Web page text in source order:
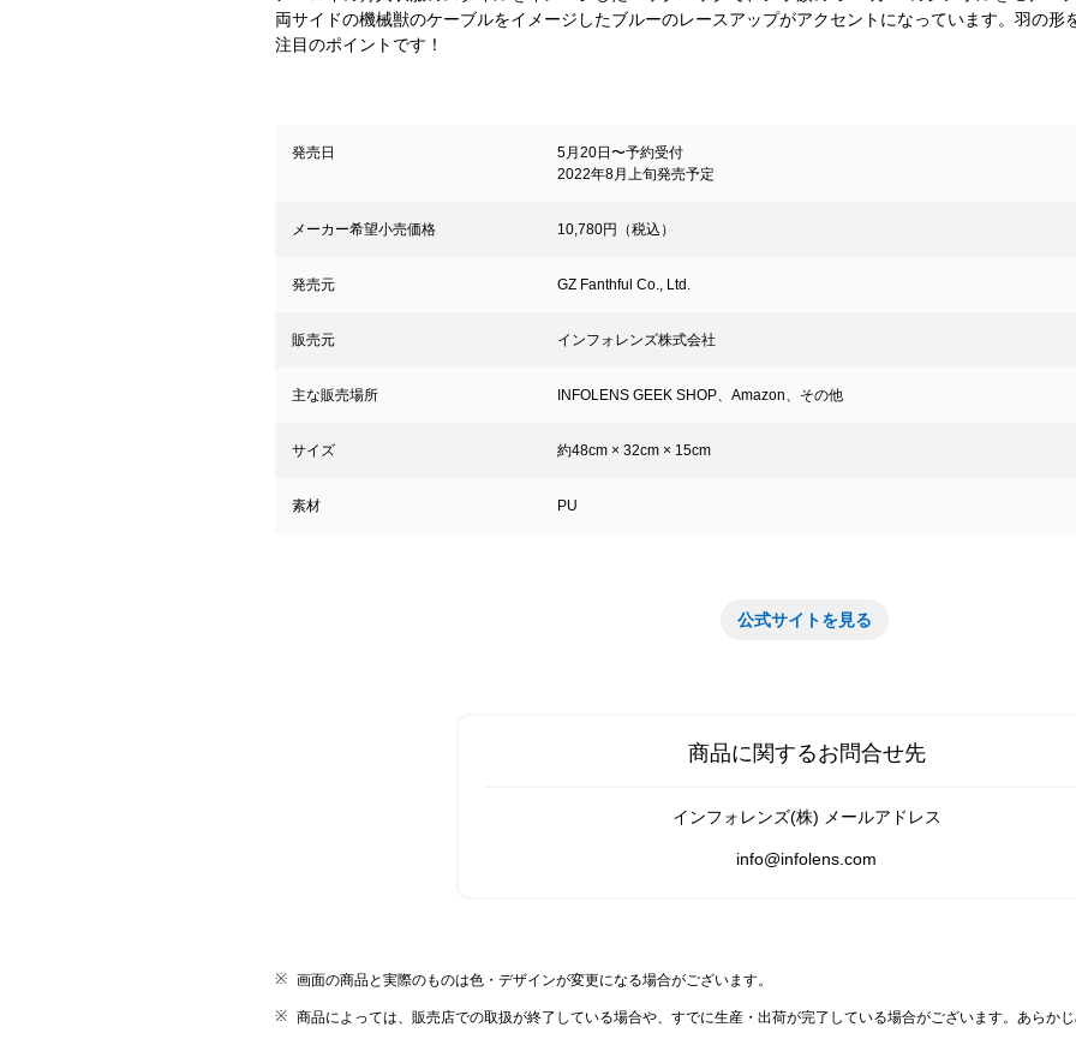
両サイドの機械獣のケーブルをイメージしたブルーのレースアップがアクセントになっています。羽の形
注目のポイントです！
発売日
5月20日〜予約受付
2022年8月上旬発売予定
メーカー希望小売価格 10,780円（税込）
発売元 GZ Fanthful Co., Ltd.
販売元 インフォレンズ株式会社
主な販売場所 INFOLENS GEEK SHOP、Amazon、その他
サイズ 約48cm × 32cm × 15cm
素材 PU
公式サイトを見る
商品に関するお問合せ先
インフォレンズ(株) メールアドレス
info@infolens.com
画面の商品と実際のものは色・デザインが変更になる場合がございます。
商品によっては、販売店での取扱が終了している場合や、すでに生産・出荷が完了している場合がございます。あらかじ